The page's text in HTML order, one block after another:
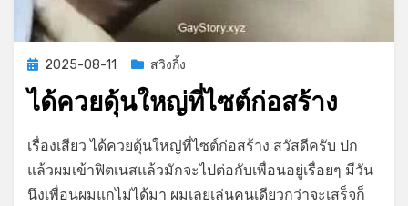
Posted
on
2025-08-11 สวิงกิ้ง
ได้ควยดุ้นใหญ่ที่ไซต์ก่อสร้าง
GayStory
Leave a commenton
ควย
ดุ้น
เรื่องเสียว ได้ควยดุ้นใหญ่ที่ไซต์ก่อสร้าง สวัสดีครับ ปก
แล้วผมเข้าฟิตเนสแล้วมักจะไปต่อกับเพื่อนอยู่เรื่อยๆ มีวัน
นึงเพื่อนผมแกไม่ได้มา ผมเลยเล่นคนเดียวกว่าจะเสร็จก็